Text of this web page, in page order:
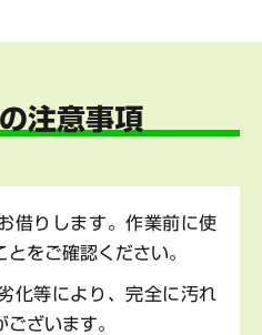
注意事項
借りします。作業前に使
をご確認ください。
化等により、完全に汚れ
ざいます。